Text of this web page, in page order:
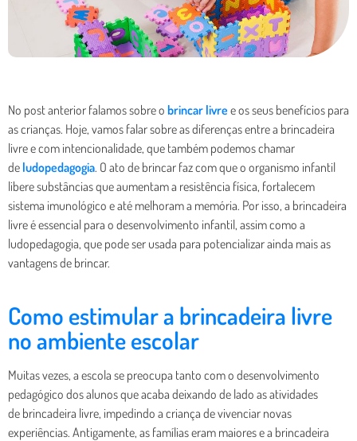
No post anterior falamos sobre o brincar livre e os seus benefícios para
as crianças. Hoje, vamos falar sobre as diferenças entre a brincadeira
livre e com intencionalidade, que também podemos chamar
de ludopedagogia. O ato de brincar faz com que o organismo infantil
libere substâncias que aumentam a resistência física, fortalecem
sistema imunológico e até melhoram a memória. Por isso, a brincadeira
livre é essencial para o desenvolvimento infantil, assim como a
ludopedagogia, que pode ser usada para potencializar ainda mais as
vantagens de brincar.
Como estimular a brincadeira livre
no ambiente escolar
Muitas vezes, a escola se preocupa tanto com o desenvolvimento
pedagógico dos alunos que acaba deixando de lado as atividades
de brincadeira livre, impedindo a criança de vivenciar novas
experiências. Antigamente, as famílias eram maiores e a brincadeira